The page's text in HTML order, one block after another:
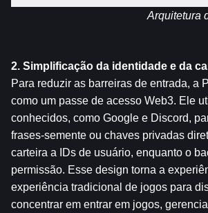
Arquitetura
2. Simplificação da identidade e da
Para reduzir as barreiras de entrada, a
como um passe de acesso Web3. Ele
conhecidos, como Google e Discord,
frases-semente ou chaves privadas
carteira a IDs de usuário, enquanto o
permissão. Esse design torna a
experiência tradicional de jogos para
concentrar em entrar em jogos,